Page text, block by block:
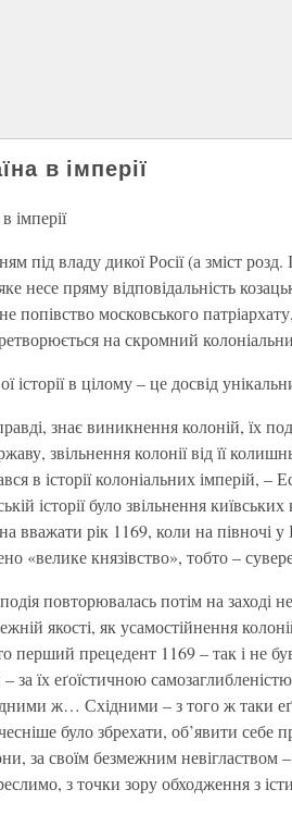
в імперії
імперії
під владу дикої Росії (а зміст
несе пряму відповідальність
попівство московського
на скромний
історії в цілому – це досвід
знає виникнення колоній, їх
звільнення колонії від її
в історії колоніальних імперій,
історії було звільнення
вважати рік 1169, коли на півночі
«велике князівство», тобто –
повторювалась потім на заході
якості, як усамостійнення
перший прецедент 1169 – так і не
за їх еґоїстичною
ж… Східними – з того ж таки
було збрехати, об’явити
за своїм безмежним
з точки зору обходження з